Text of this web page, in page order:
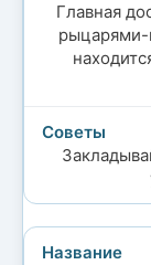
Главная
рыцарями-